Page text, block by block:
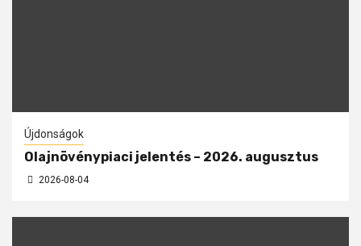
Újdonságok
Olajnövénypiaci jelentés – 2026. augusztus
2026-08-04